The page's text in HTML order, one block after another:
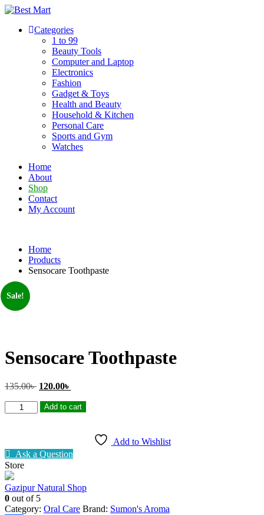
Skip
content Categories
1 to 99
Beauty Tools
Computer and Laptop
Electronics
Fashion
Gadget & Toys
Health and Beauty
Household & Kitchen
Personal Care
Sports and Gym
Watches
Home
About
Shop
Contact
My Account
Home
Products
Sensocare Toothpaste
Sale!
Sensocare Toothpaste
135.00৳ Original
was:
120.00৳
is:
Sensocare
Toothpaste
Add to cart
Add to Wishlist
Ask a Question
Store
Gazipur Natural Shop
0 out of 5
Category: Oral Care Brand: Sumon's Aroma